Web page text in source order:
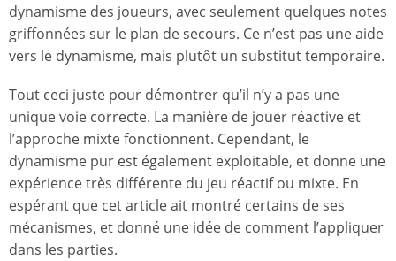
dynamisme des joueurs, avec seulement quelques notes
griffonnées sur le plan de secours. Ce n’est pas une aide
vers le dynamisme, mais plutôt un substitut temporaire.
Tout ceci juste pour démontrer qu’il n’y a pas une
unique voie correcte. La manière de jouer réactive et
l’approche mixte fonctionnent. Cependant, le
dynamisme pur est également exploitable, et donne une
expérience très différente du jeu réactif ou mixte. En
espérant que cet article ait montré certains de ses
mécanismes, et donné une idée de comment l’appliquer
dans les parties.